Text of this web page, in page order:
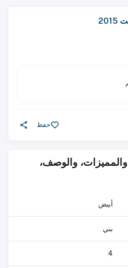
حفظ
والمميزات، والوصف،
أبيض
بني
4